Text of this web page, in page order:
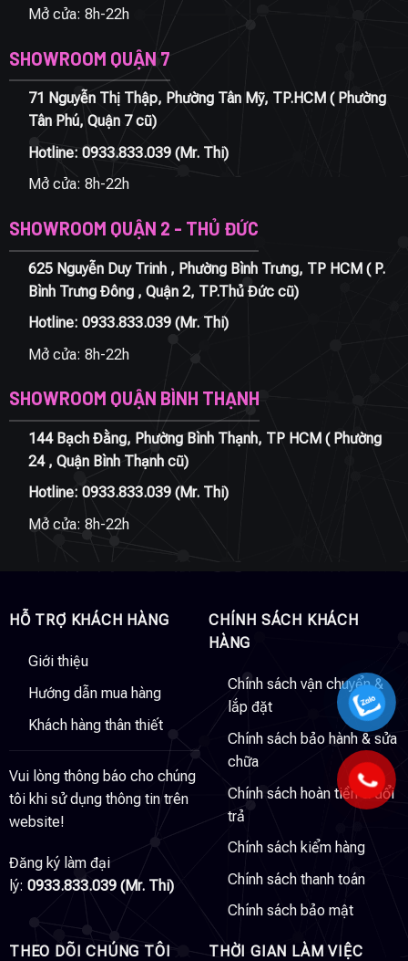
Mở cửa: 8h-22h
SHOWROOM QUẬN 7
71 Nguyễn Thị Thập, Phường Tân Mỹ, TP.HCM ( Phường
Tân Phú, Quận 7 cũ)
Hotline: 0933.833.039(Mr. Thi)
Mở cửa: 8h-22h
SHOWROOM QUẬN 2 - THỦ ĐỨC
625 Nguyễn Duy Trinh , Phường Bình Trưng, TP HCM ( P.
Bình Trưng Đông , Quận 2, TP.Thủ Đức cũ)
Hotline: 0933.833.039(Mr. Thi)
Mở cửa: 8h-22h
SHOWROOM QUẬN BÌNH THẠNH
144 Bạch Đằng, Phường Bình Thạnh, TP HCM ( Phường
24 , Quận Bình Thạnh cũ)
Hotline: 0933.833.039(Mr. Thi)
Mở cửa: 8h-22h
HỖ TRỢ KHÁCH HÀNG
Giới thiệu
Hướng dẫn mua hàng
Khách hàng thân thiết
Vui lòng thông báo cho chúng
tôi khi sử dụng thông tin trên
website!
Đăng ký làm đại
lý: 0933.833.039 (Mr. Thi)
CHÍNH SÁCH KHÁCH
HÀNG
Chính sách vận chuyển &
lắp đặt
Chính sách bảo hành & sửa
chữa
Chính sách hoàn tiền & đổi
trả
Chính sách kiểm hàng
Chính sách thanh toán
Chính sách bảo mật
THEO DÕI CHÚNG TÔI THỜI GIAN LÀM VIỆC